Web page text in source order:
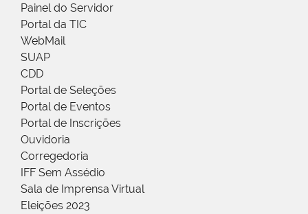
Painel do Servidor
Portal da TIC
WebMail
SUAP
CDD
Portal de Seleções
Portal de Eventos
Portal de Inscrições
Ouvidoria
Corregedoria
IFF Sem Assédio
Sala de Imprensa Virtual
Eleições 2023